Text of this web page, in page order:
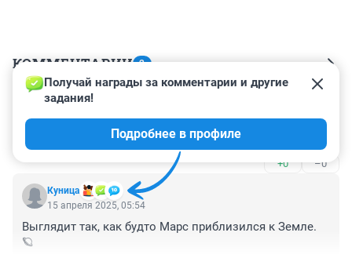
КОММЕНТАРИИ 2
Гость
Это не хороший знак
+0 –0
Куница
Получай награды за комментарии и другие
задания!
Подробнее в профиле
15 апреля 2025, 05:54
Выглядит так, как будто Марс приблизился к Земле.
🪐